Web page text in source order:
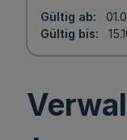
Gültig ab
Gültig bis